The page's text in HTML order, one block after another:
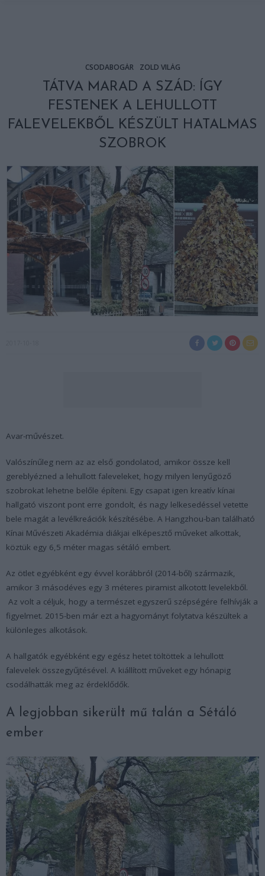
CSODABOGÁR ZÖLD VILÁG
TÁTVA MARAD A SZÁD: ÍGY
FESTENEK A LEHULLOTT
FALEVELEKBŐL KÉSZÜLT HATALMAS
SZOBROK
Avar-művészet.
Valószínűleg nem az az első gondolatod, amikor össze kell
gereblyézned a lehullott faleveleket, hogy milyen lenyűgöző
szobrokat lehetne belőle építeni. Egy csapat igen kreatív kínai
hallgató viszont pont erre gondolt, és nagy lelkesedéssel vetette
bele magát a levélkreációk készítésébe. A Hangzhou-ban található
Kínai Művészeti Akadémia diákjai elképesztő műveket alkottak,
köztük egy 6,5 méter magas sétáló embert.
Az ötlet egyébként egy évvel korábbról (2014-ből) származik,
amikor 3 másodéves egy 3 méteres piramist alkotott levelekből.
Az volt a céljuk, hogy a természet egyszerű szépségére felhívják a
figyelmet. 2015-ben már ezt a hagyományt folytatva készültek a
különleges alkotások.
A hallgatók egyébként egy egész hetet töltöttek a lehullott
falevelek összegyűjtésével. A kiállított műveket egy hónapig
csodálhatták meg az érdeklődők.
A legjobban sikerült mű talán a Sétáló
ember